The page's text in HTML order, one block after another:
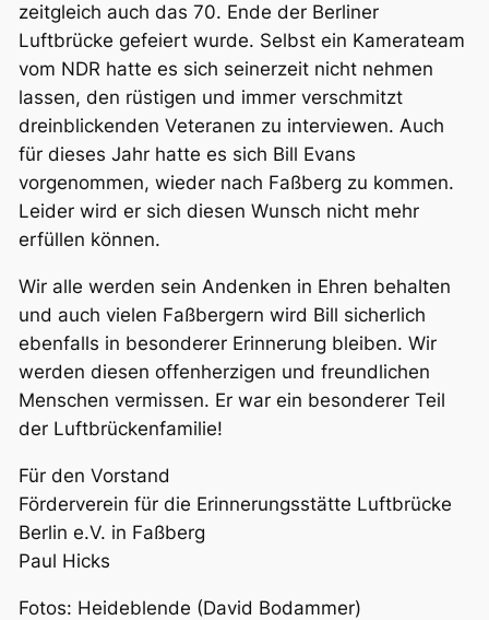
zeitgleich auch das 70. Ende der Berliner
Luftbrücke gefeiert wurde. Selbst ein Kamerateam
vom NDR hatte es sich seinerzeit nicht nehmen
lassen, den rüstigen und immer verschmitzt
dreinblickenden Veteranen zu interviewen. Auch
für dieses Jahr hatte es sich Bill Evans
vorgenommen, wieder nach Faßberg zu kommen.
Leider wird er sich diesen Wunsch nicht mehr
erfüllen können.
Wir alle werden sein Andenken in Ehren behalten
und auch vielen Faßbergern wird Bill sicherlich
ebenfalls in besonderer Erinnerung bleiben. Wir
werden diesen offenherzigen und freundlichen
Menschen vermissen. Er war ein besonderer Teil
der Luftbrückenfamilie!
Für den Vorstand
Förderverein für die Erinnerungsstätte Luftbrücke
Berlin e.V. in Faßberg
Paul Hicks
Fotos: Heideblende (David Bodammer)